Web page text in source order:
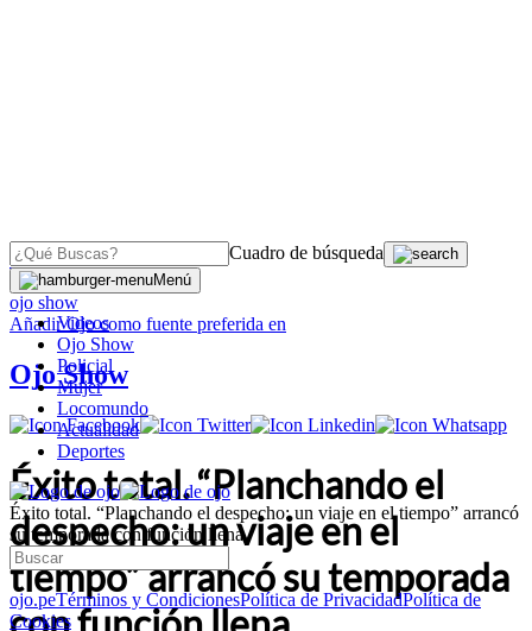
Cuadro de búsqueda
Menú
Videos
Ojo Show
Policial
Mujer
Locomundo
Actualidad
Deportes
Éxito total. “Planchando el despecho: un viaje en el tiempo” arrancó
su temporada con función llena
ojo.peTérminos y CondicionesPolítica de PrivacidadPolítica de
Cookies
OJO
ojo show
AñadirOjocomo fuente preferida en
Ojo Show
Éxito total. “Planchando el
despecho: un viaje en el
tiempo” arrancó su temporada